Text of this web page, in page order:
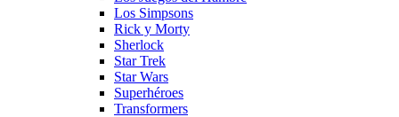
Los Simpsons
Rick y Morty
Sherlock
Star Trek
Star Wars
Superhéroes
Transformers